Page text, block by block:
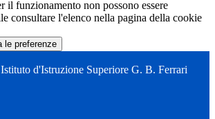
il funzionamento non possono essere
consultare l'elenco nella pagina della cookie
le preferenze
Istituto d'Istruzione Superiore G. B. Ferrari